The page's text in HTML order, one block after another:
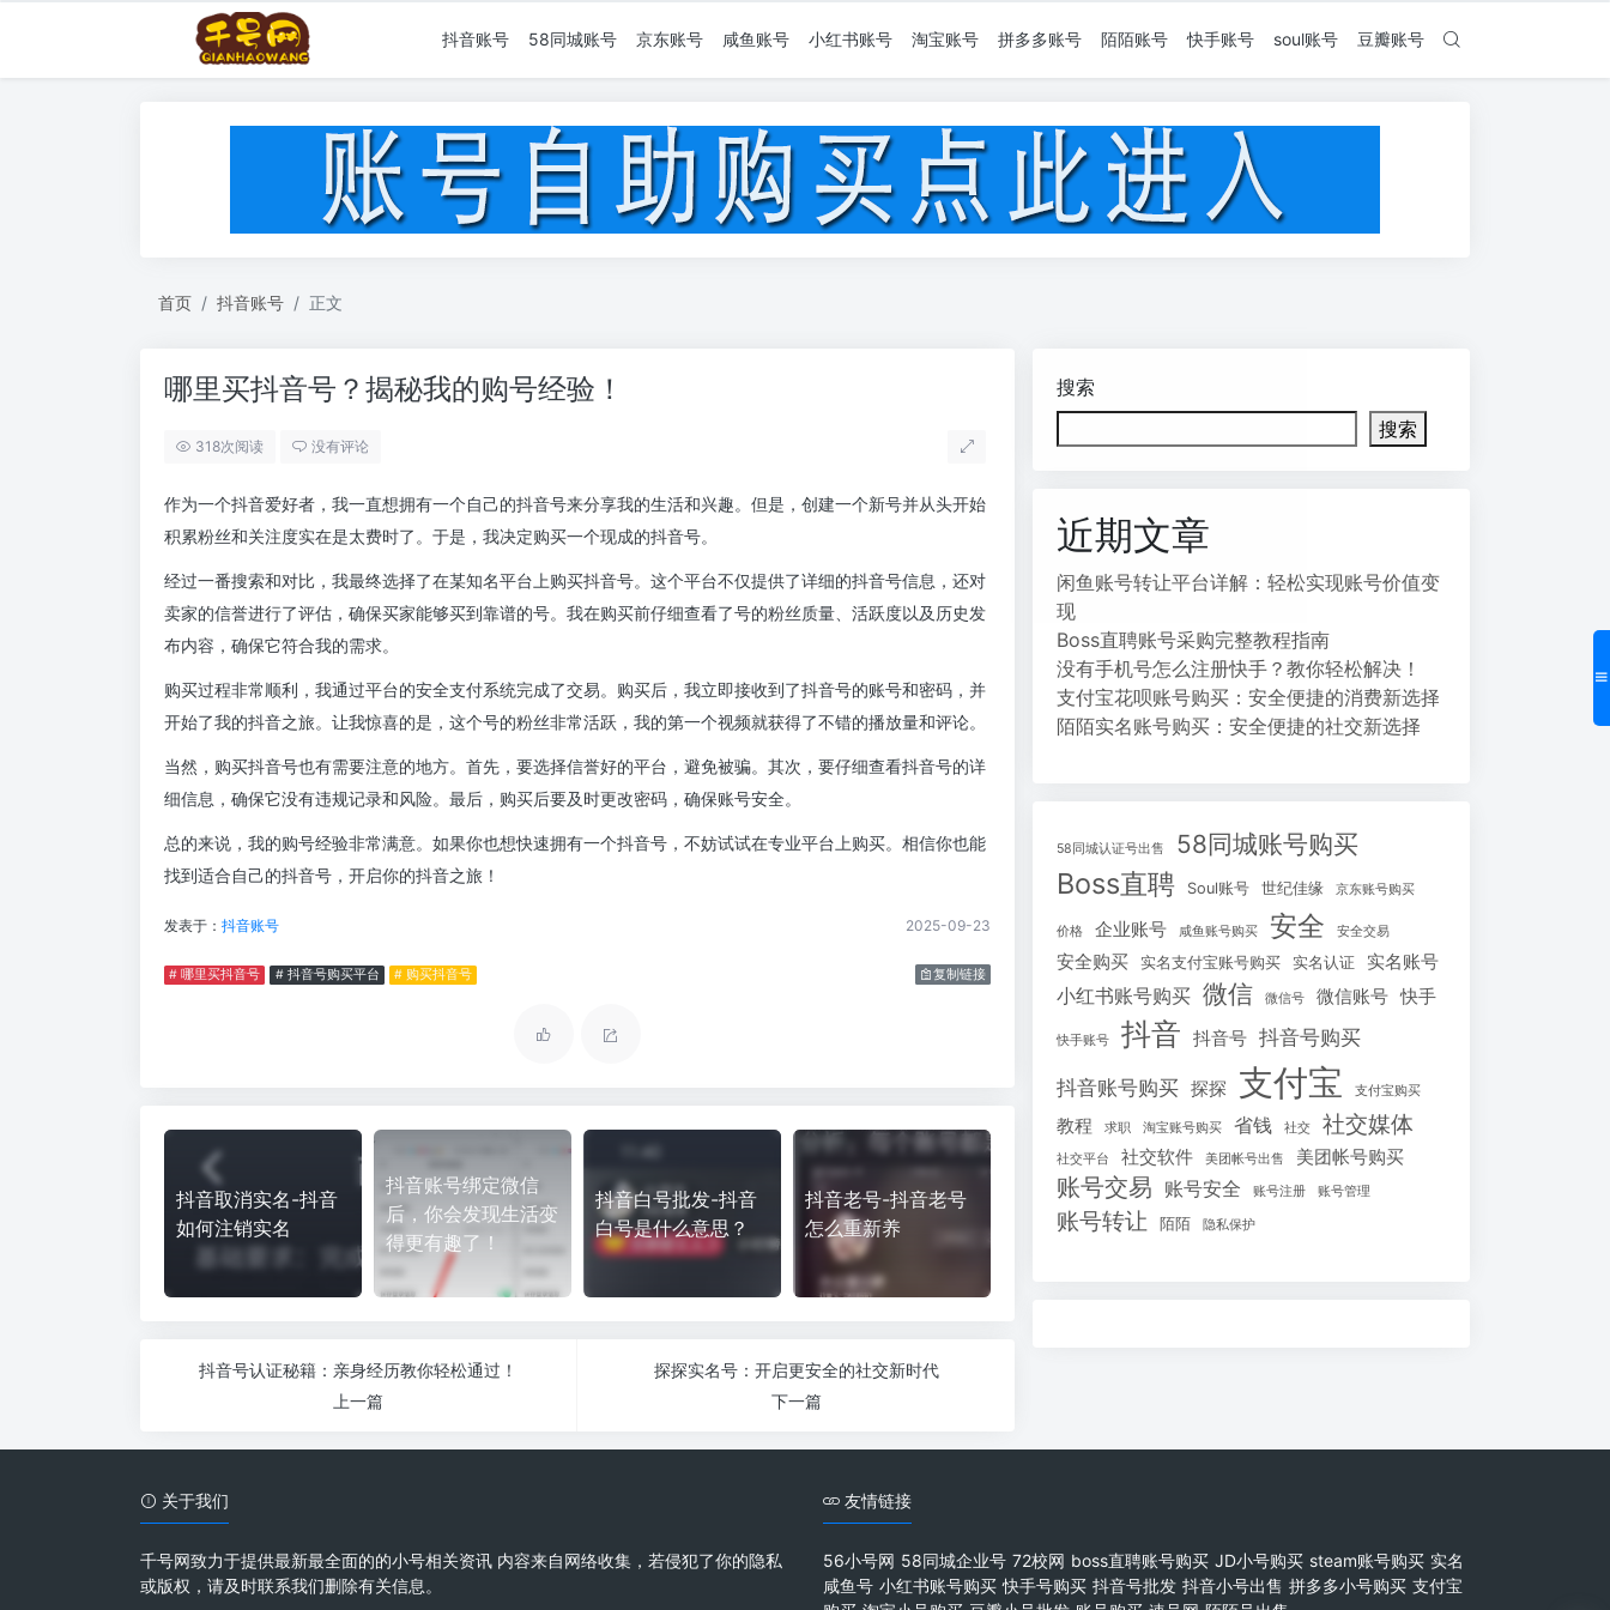
抖音账号 58同城账号 京东账号 咸鱼账号 小红书账号 淘宝账号 拼多多账号 陌陌账号 快手账号 soul账号 豆瓣账号
首页 抖音账号 正文
哪里买抖音号？揭秘我的购号经验！
318次阅读 没有评论
作为一个抖音爱好者，我一直想拥有一个自己的抖音号来分享我的生活和兴趣。但是，创建一个新号并从头开始
积累粉丝和关注度实在是太费时了。于是，我决定购买一个现成的抖音号。
经过一番搜索和对比，我最终选择了在某知名平台上购买抖音号。这个平台不仅提供了详细的抖音号信息，还对
卖家的信誉进行了评估，确保买家能够买到靠谱的号。我在购买前仔细查看了号的粉丝质量、活跃度以及历史发
布内容，确保它符合我的需求。
购买过程非常顺利，我通过平台的安全支付系统完成了交易。购买后，我立即接收到了抖音号的账号和密码，并
开始了我的抖音之旅。让我惊喜的是，这个号的粉丝非常活跃，我的第一个视频就获得了不错的播放量和评论。
当然，购买抖音号也有需要注意的地方。首先，要选择信誉好的平台，避免被骗。其次，要仔细查看抖音号的详
细信息，确保它没有违规记录和风险。最后，购买后要及时更改密码，确保账号安全。
总的来说，我的购号经验非常满意。如果你也想快速拥有一个抖音号，不妨试试在专业平台上购买。相信你也能
找到适合自己的抖音号，开启你的抖音之旅！
发表于： 抖音账号 2025-09-23
# 哪里买抖音号 # 抖音号购买平台 # 购买抖音号 复制链接
抖音取消实名-抖音
如何注销实名
抖音账号绑定微信
后，你会发现生活变
得更有趣了！
抖音白号批发-抖音
白号是什么意思？
抖音老号-抖音老号
怎么重新养
抖音号认证秘籍：亲身经历教你轻松通过！
上一篇
探探实名号：开启更安全的社交新时代
下一篇
搜索
搜索
近期文章
闲鱼账号转让平台详解：轻松实现账号价值变
现
Boss直聘账号采购完整教程指南
没有手机号怎么注册快手？教你轻松解决！
支付宝花呗账号购买：安全便捷的消费新选择
陌陌实名账号购买：安全便捷的社交新选择
58同城认证号出售 58同城账号购买
Boss直聘 Soul账号 世纪佳缘 京东账号购买
价格 企业账号 咸鱼账号购买 安全 安全交易
安全购买 实名支付宝账号购买 实名认证 实名账号
小红书账号购买 微信 微信号 微信账号 快手
快手账号 抖音 抖音号 抖音号购买
抖音账号购买 探探 支付宝 支付宝购买
教程 求职 淘宝账号购买 省钱 社交 社交媒体
社交平台 社交软件 美团帐号出售 美团帐号购买
账号交易 账号安全 账号注册 账号管理
账号转让 陌陌 隐私保护
关于我们
千号网致力于提供最新最全面的的小号相关资讯 内容来自网络收集，若侵犯了你的隐私
或版权，请及时联系我们删除有关信息。
友情链接
56小号网 58同城企业号 72校网 boss直聘账号购买 JD小号购买 steam账号购买 实名
咸鱼号 小红书账号购买 快手号购买 抖音号批发 抖音小号出售 拼多多小号购买 支付宝